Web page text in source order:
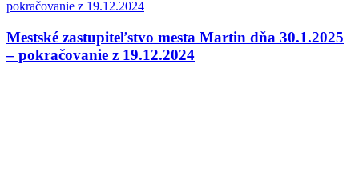
Mestské zastupiteľstvo mesta Martin dňa 30.1.2025
– pokračovanie z 19.12.2024